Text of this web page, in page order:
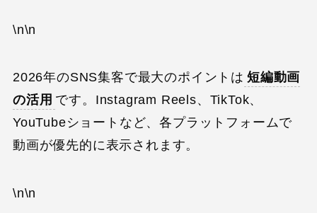
\n\n
2026年のSNS集客で最大のポイントは 短編動画
の活用 です。Instagram Reels、TikTok、
YouTubeショートなど、各プラットフォームで
動画が優先的に表示されます。
\n\n